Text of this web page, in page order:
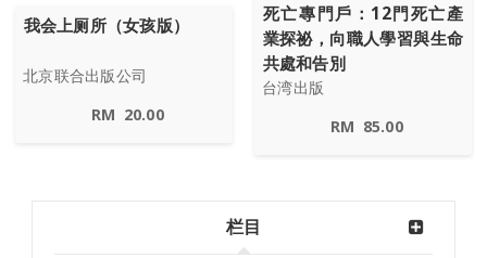
我会上厕所（女孩版）
北京联合出版公司
RM 20.00
死亡專門戶：12門死亡產
業探祕，向職人學習與生命
共處和告別
台湾出版
RM 85.00
栏目